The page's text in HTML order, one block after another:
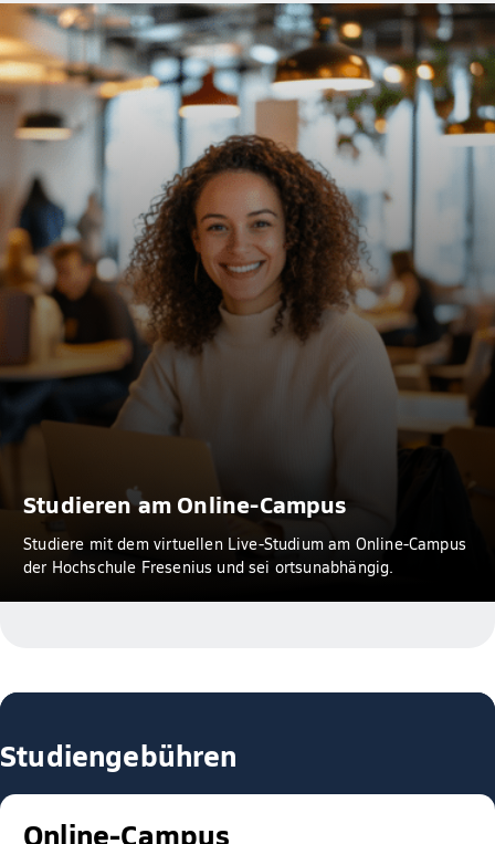
Studieren am Online-Campus
Studiere mit dem virtuellen Live-Studium am Online-Campus
der Hochschule Fresenius und sei ortsunabhängig.
Studiengebühren
Online-Campus